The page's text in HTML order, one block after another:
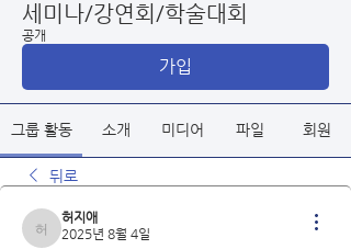
세미나/강연회/학술대회
공개
가입
그룹 활동 소개 미디어 파일 회원
뒤로
허지애
허지애
2025년 8월 4일